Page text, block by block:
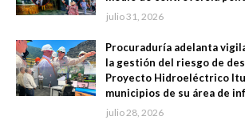
julio 31, 2026
Procuraduría adelanta
la gestión del riesgo de
Proyecto Hidroeléctrico
municipios de su área de
julio 28, 2026